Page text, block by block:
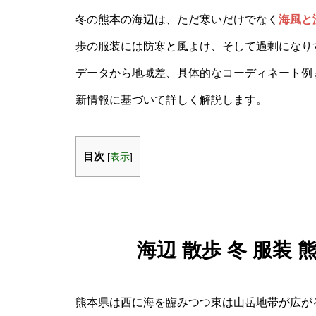
冬の熊本の海辺は、ただ寒いだけでなく 海風と
歩の服装には防寒と風よけ、そして過剰にな
データから地域差、具体的なコーディネート
新情報に基づいて詳しく解説します。
目次 [表示]
海辺 散歩 冬 服装
熊本県は西に海を臨みつつ東は山岳地帯が広